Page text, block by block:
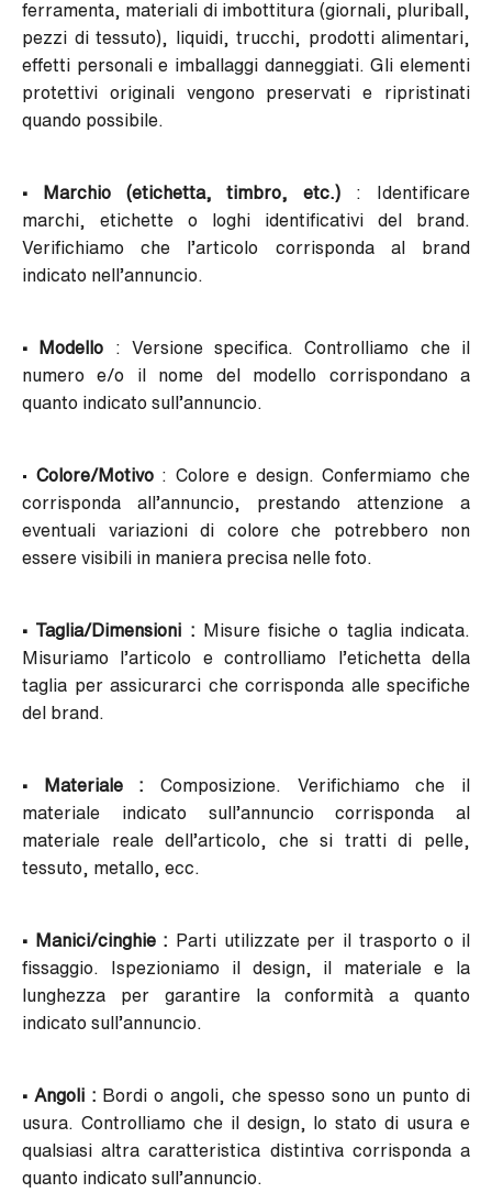
ferramenta, materiali di imbottitura (giornali, pluriball,
pezzi di tessuto), liquidi, trucchi, prodotti alimentari,
effetti personali e imballaggi danneggiati. Gli elementi
protettivi originali vengono preservati e ripristinati
quando possibile.
• Marchio (etichetta, timbro, etc.) : Identificare
marchi, etichette o loghi identificativi del brand.
Verifichiamo che l’articolo corrisponda al brand
indicato nell’annuncio.
• Modello : Versione specifica. Controlliamo che il
numero e/o il nome del modello corrispondano a
quanto indicato sull’annuncio.
• Colore/Motivo: Colore e design. Confermiamo che
corrisponda all’annuncio, prestando attenzione a
eventuali variazioni di colore che potrebbero non
essere visibili in maniera precisa nelle foto.
• Taglia/Dimensioni : Misure fisiche o taglia indicata.
Misuriamo l’articolo e controlliamo l’etichetta della
taglia per assicurarci che corrisponda alle specifiche
del brand.
• Materiale : Composizione. Verifichiamo che il
materiale indicato sull’annuncio corrisponda al
materiale reale dell’articolo, che si tratti di pelle,
tessuto, metallo, ecc.
• Manici/cinghie : Parti utilizzate per il trasporto o il
fissaggio. Ispezioniamo il design, il materiale e la
lunghezza per garantire la conformità a quanto
indicato sull’annuncio.
• Angoli : Bordi o angoli, che spesso sono un punto di
usura. Controlliamo che il design, lo stato di usura e
qualsiasi altra caratteristica distintiva corrisponda a
quanto indicato sull’annuncio.